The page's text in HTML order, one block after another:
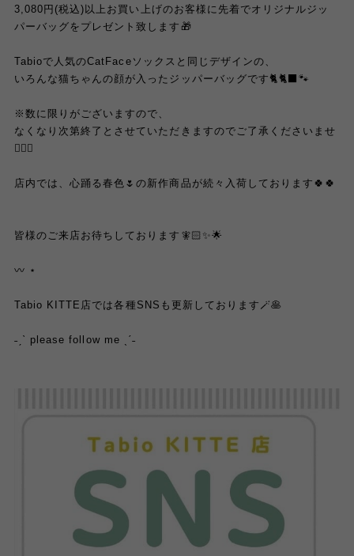
3,080円(税込)以上お買い上げのお客様に先着でオリジナルジッ
パーバッグをプレゼント致します🎁
Tabioで人気のCatFaceソックスと同じデザインの、
いろんな猫ちゃんの顔が入ったジッパーバッグです🐈🐈‍⬛🐾
※数に限りがございますので、
なくなり次第終了とさせていただきますのでご了承くださいませ
🙇🏻‍♀️
店内では、心踊る春色🌷の新作商品が続々入荷しております🍀🍀
皆様のご来店お待ちしております🧚🏻✨🌟
〰︎ ⋆
Tabio KITTE店では各種SNSも更新しております🪄🥞
˗ˏˋ please follow me ˎˊ˗